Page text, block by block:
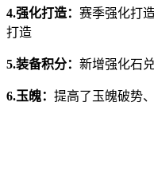
4.强化打造： 赛季强化打
打造
5.装备积分： 新增强化石
6.玉魄： 提高了玉魄破势